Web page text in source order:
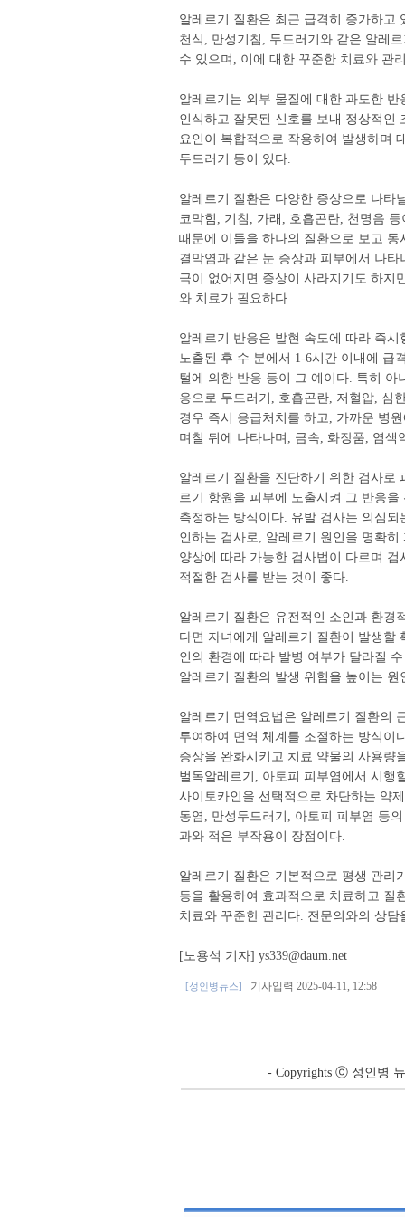
알레르기 질환은 최근 급격히 증가하고
천식, 만성기침, 두드러기와 같은 알레
수 있으며, 이에 대한 꾸준한 치료와 관
알레르기는 외부 물질에 대한 과도한
인식하고 잘못된 신호를 보내 정상적인
요인이 복합적으로 작용하여 발생하며
두드러기 등이 있다.
알레르기 질환은 다양한 증상으로 나타
코막힘, 기침, 가래, 호흡곤란, 천명음
때문에 이들을 하나의 질환으로 보고
결막염과 같은 눈 증상과 피부에서 나
극이 없어지면 증상이 사라지기도 하지
와 치료가 필요하다.
알레르기 반응은 발현 속도에 따라 즉
노출된 후 수 분에서 1-6시간 이내에 급
털에 의한 반응 등이 그 예이다. 특히
응으로 두드러기, 호흡곤란, 저혈압, 심
경우 즉시 응급처치를 하고, 가까운 병
며칠 뒤에 나타나며, 금속, 화장품, 염
알레르기 질환을 진단하기 위한 검사로
르기 항원을 피부에 노출시켜 그 반응
측정하는 방식이다. 유발 검사는 의심
인하는 검사로, 알레르기 원인을 명확
양상에 따라 가능한 검사법이 다르며
적절한 검사를 받는 것이 좋다.
알레르기 질환은 유전적인 소인과 환경
다면 자녀에게 알레르기 질환이 발생할
인의 환경에 따라 발병 여부가 달라질
알레르기 질환의 발생 위험을 높이는 원
알레르기 면역요법은 알레르기 질환의
투여하여 면역 체계를 조절하는 방식이
증상을 완화시키고 치료 약물의 사용량
벌독알레르기, 아토피 피부염에서 시행
사이토카인을 선택적으로 차단하는 약
동염, 만성두드러기, 아토피 피부염 등
과와 적은 부작용이 장점이다.
알레르기 질환은 기본적으로 평생 관리
등을 활용하여 효과적으로 치료하고 질
치료와 꾸준한 관리다. 전문의와의 상
[노용석 기자] ys339@daum.net
[성인병뉴스] 기사입력 2025-04-11, 12:58
- Copyrights ⓒ 성인병